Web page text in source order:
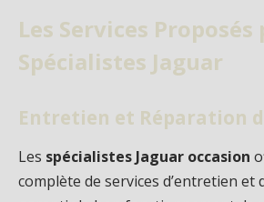
Les Services Proposés
Spécialistes Jaguar
Entretien et Réparation
Les spécialistes Jaguar occasion
complète de services d’entretien